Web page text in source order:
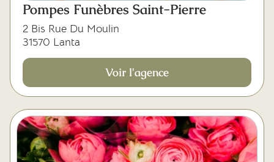
Pompes Funèbres Saint-Pierre
2 Bis Rue Du Moulin
31570 Lanta
Voir l'agence